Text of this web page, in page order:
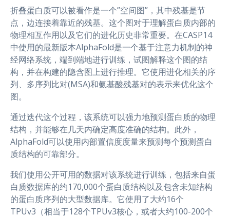
折叠蛋白质可以被看作是一个”空间图”，其中残基是节
点，边连接着靠近的残基。这个图对于理解蛋白质内部的
物理相互作用以及它们的进化历史非常重要。在CASP14
中使用的最新版本AlphaFold是一个基于注意力机制的神
经网络系统，端到端地进行训练，试图解释这个图的结
构，并在构建的隐含图上进行推理。它使用进化相关的序
列、多序列比对(MSA)和氨基酸残基对的表示来优化这个
图。
通过迭代这个过程，该系统可以强力地预测蛋白质的物理
结构，并能够在几天内确定高度准确的结构。此外，
AlphaFold可以使用内部置信度度量来预测每个预测蛋白
质结构的可靠部分。
我们使用公开可用的数据对该系统进行训练，包括来自蛋
白质数据库的约170,000个蛋白质结构以及包含未知结构
的蛋白质序列的大型数据库。它使用了大约16个
TPUv3（相当于128个TPUv3核心，或者大约100-200个